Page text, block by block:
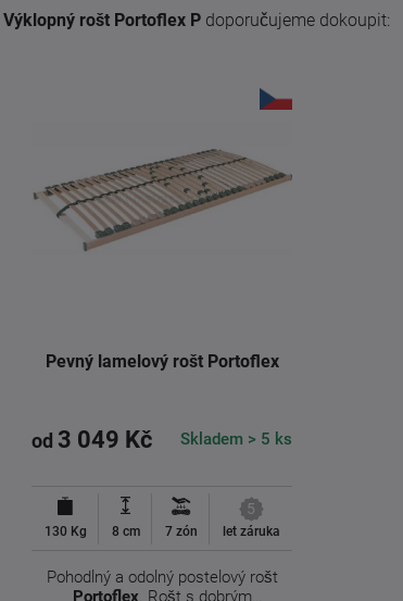
Výklopný rošt Portoflex P doporučujeme dokoupit:
Pevný lamelový rošt Portoflex
od 3 049 Kč Skladem > 5 ks
130 Kg 8 cm 7 zón
5
let záruka
Pohodlný a odolný postelový rošt
Portoflex . Rošt s dobrým